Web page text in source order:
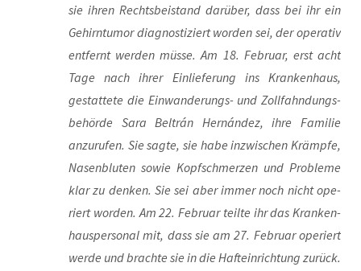
sie ihren Rechts­bei­stand dar­über, dass bei ihr ein
Gehirn­tu­mor dia­gnos­ti­ziert wor­den sei, der ope­ra­tiv
ent­fernt wer­den müs­se. Am 18. Febru­ar, erst acht
Tage nach ihrer Ein­lie­fe­rung ins Kran­ken­haus,
gestat­te­te die Ein­wan­de­rungs- und Zoll­fahn­dungs­
be­hör­de Sara Bel­trán Hernán­dez, ihre Fami­lie
anzu­ru­fen. Sie sag­te, sie habe inzwi­schen Krämp­fe,
Nasen­blu­ten sowie Kopf­schmer­zen und Pro­ble­me
klar zu den­ken. Sie sei aber immer noch nicht ope­
riert wor­den. Am 22. Febru­ar teil­te ihr das Kran­ken­
haus­per­so­nal mit, dass sie am 27. Febru­ar ope­riert
wer­de und brach­te sie in die Haft­ein­rich­tung zurück.